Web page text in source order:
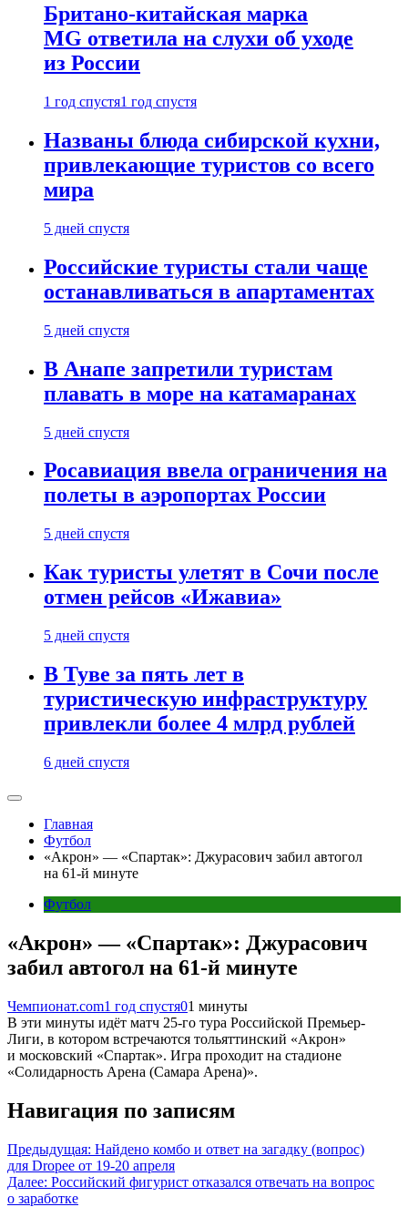
Британо-китайская марка
MG ответила на слухи об уходе
из России
1 год спустя1 год спустя
Названы блюда сибирской кухни,
привлекающие туристов со всего
мира
5 дней спустя
Российские туристы стали чаще
останавливаться в апартаментах
5 дней спустя
В Анапе запретили туристам
плавать в море на катамаранах
5 дней спустя
Росавиация ввела ограничения на
полеты в аэропортах России
5 дней спустя
Как туристы улетят в Сочи после
отмен рейсов «Ижавиа»
5 дней спустя
В Туве за пять лет в
туристическую инфраструктуру
привлекли более 4 млрд рублей
6 дней спустя
Главная
Футбол
«Акрон» — «Спартак»: Джурасович забил автогол
на 61-й минуте
Футбол
«Акрон» — «Спартак»: Джурасович
забил автогол на 61-й минуте
Чемпионат.com1 год спустя01 минуты
В эти минуты идёт матч 25-го тура Российской Премьер-
Лиги, в котором встречаются тольяттинский «Акрон»
и московский «Спартак». Игра проходит на стадионе
«Солидарность Арена (Самара Арена)».
Навигация по записям
Предыдущая: Найдено комбо и ответ на загадку (вопрос)
для Dropee от 19-20 апреля
Далее: Российский фигурист отказался отвечать на вопрос
о заработке